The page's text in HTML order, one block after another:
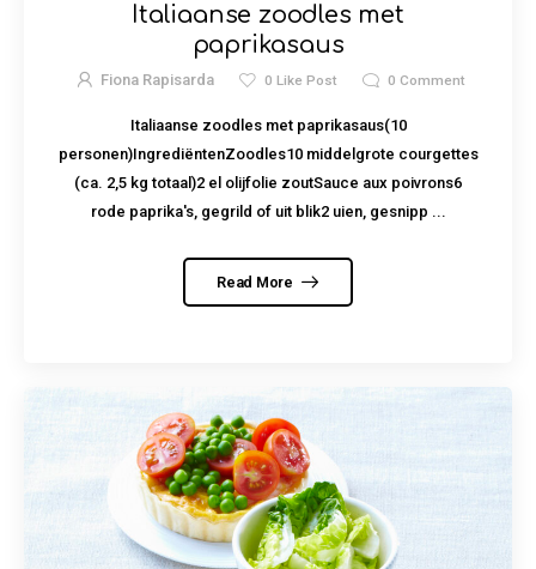
Italiaanse zoodles met
paprikasaus
Fiona Rapisarda 0 Like Post 0 Comment
Italiaanse zoodles met paprikasaus(10
personen)IngrediëntenZoodles10 middelgrote courgettes
(ca. 2,5 kg totaal)2 el olijfolie zoutSauce aux poivrons6
rode paprika's, gegrild of uit blik2 uien, gesnipp ...
Read More